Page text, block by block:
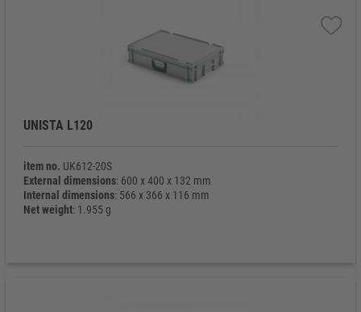
UNISTA L120
item no. UK612-20S
External dimensions: 600 x 400 x 132 mm
Internal dimensions: 566 x 366 x 116 mm
Net weight: 1.955 g